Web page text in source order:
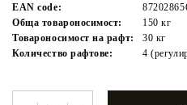
EAN code:
Обща товароносимост:
150 кг
Товароносимост на рафт:
30 кг
Количество рафтове:
4